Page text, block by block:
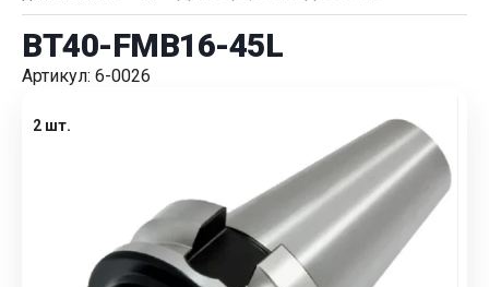
BT40-FMB16-45L
Артикул: 6-0026
2 шт.